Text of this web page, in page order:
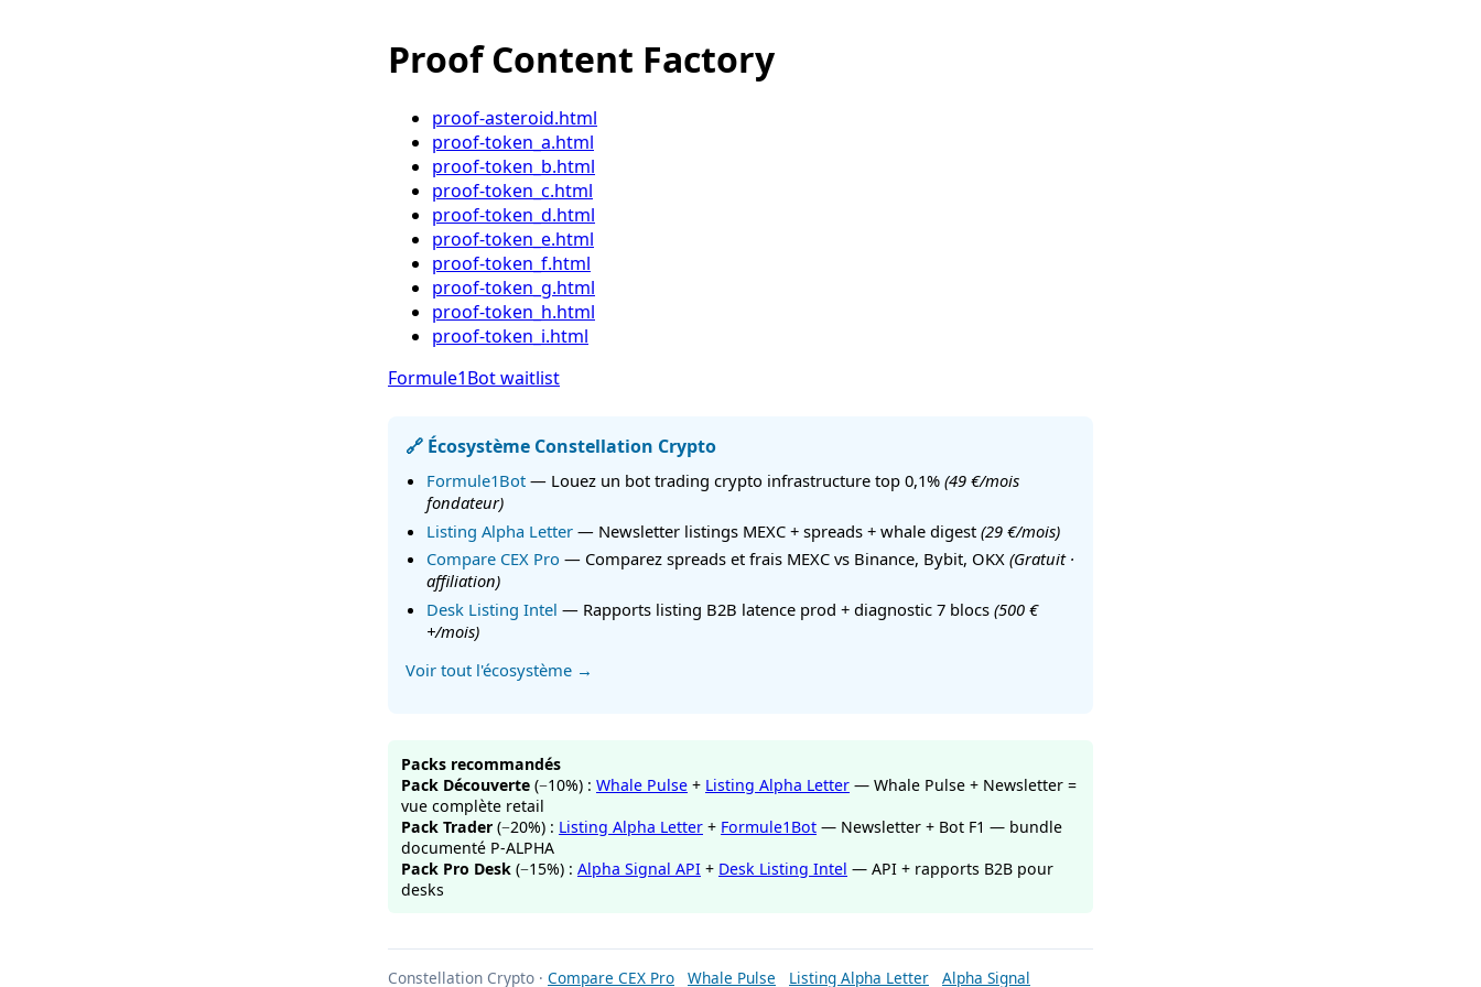
Proof Content Factory
proof-asteroid.html
proof-token_a.html
proof-token_b.html
proof-token_c.html
proof-token_d.html
proof-token_e.html
proof-token_f.html
proof-token_g.html
proof-token_h.html
proof-token_i.html
Formule1Bot waitlist
🔗 Écosystème Constellation Crypto
Formule1Bot — Louez un bot trading crypto infrastructure top 0,1%(49 €/mois
fondateur)
Listing Alpha Letter — Newsletter listings MEXC + spreads + whale digest(29 €/mois)
Compare CEX Pro — Comparez spreads et frais MEXC vs Binance, Bybit, OKX(Gratuit ·
affiliation)
Desk Listing Intel — Rapports listing B2B latence prod + diagnostic 7 blocs(500 €
+/mois)
Voir tout l'écosystème →
Packs recommandés
Pack Découverte (−10%) : Whale Pulse + Listing Alpha Letter — Whale Pulse + Newsletter =
vue complète retail
Pack Trader (−20%) : Listing Alpha Letter + Formule1Bot — Newsletter + Bot F1 — bundle
documenté P-ALPHA
Pack Pro Desk (−15%) : Alpha Signal API + Desk Listing Intel — API + rapports B2B pour
desks
Constellation Crypto · Compare CEX Pro Whale Pulse Listing Alpha Letter Alpha Signal